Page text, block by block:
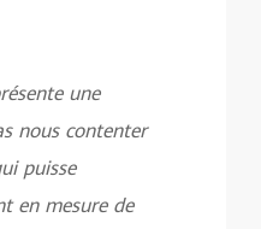
une
nous contenter
puisse
en mesure de